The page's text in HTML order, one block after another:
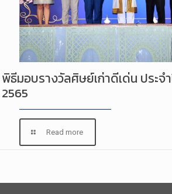
พิธีมอบรางวัลศิษย์เก่าดีเด่น ประจ
2565
Read more